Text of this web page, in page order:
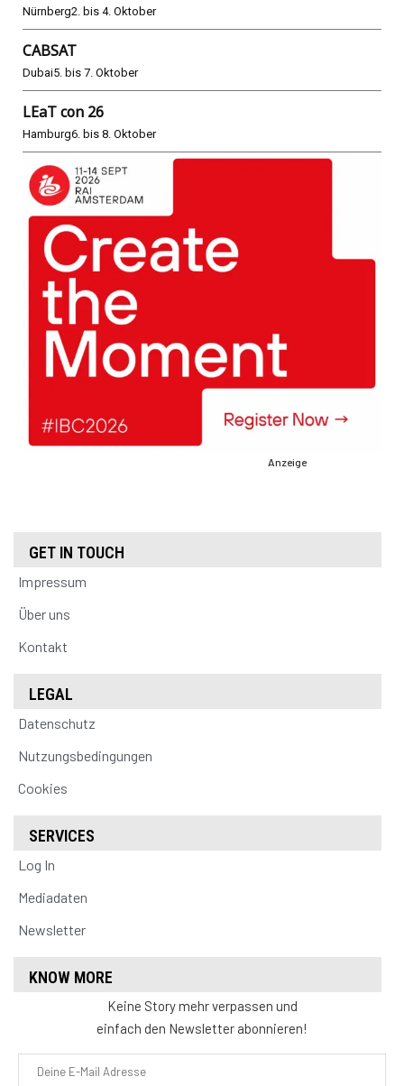
Nürnberg2. bis 4. Oktober
CABSAT
Dubai5. bis 7. Oktober
LEaT con 26
Hamburg6. bis 8. Oktober
Anzeige
GET IN TOUCH
Impressum
Über uns
Kontakt
LEGAL
Datenschutz
Nutzungsbedingungen
Cookies
SERVICES
Log In
Mediadaten
Newsletter
KNOW MORE
Keine Story mehr verpassen und
einfach den Newsletter abonnieren!